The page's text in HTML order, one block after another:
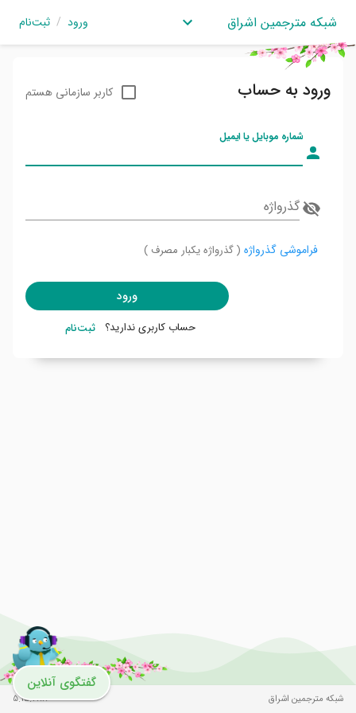
شبکه مترجمین اشراق ورود / ثبت‌نام
گفتگوی آنلاین
ورود به حساب کاربر سازمانی هستم
شماره موبایل یا ایمیل
گذرواژه
فراموشی گذرواژه ( گذرواژه یکبار مصرف )
ورود
حساب کاربری ندارید؟ ثبت‌نام
شبکه مترجمین اشراق 5.15.288